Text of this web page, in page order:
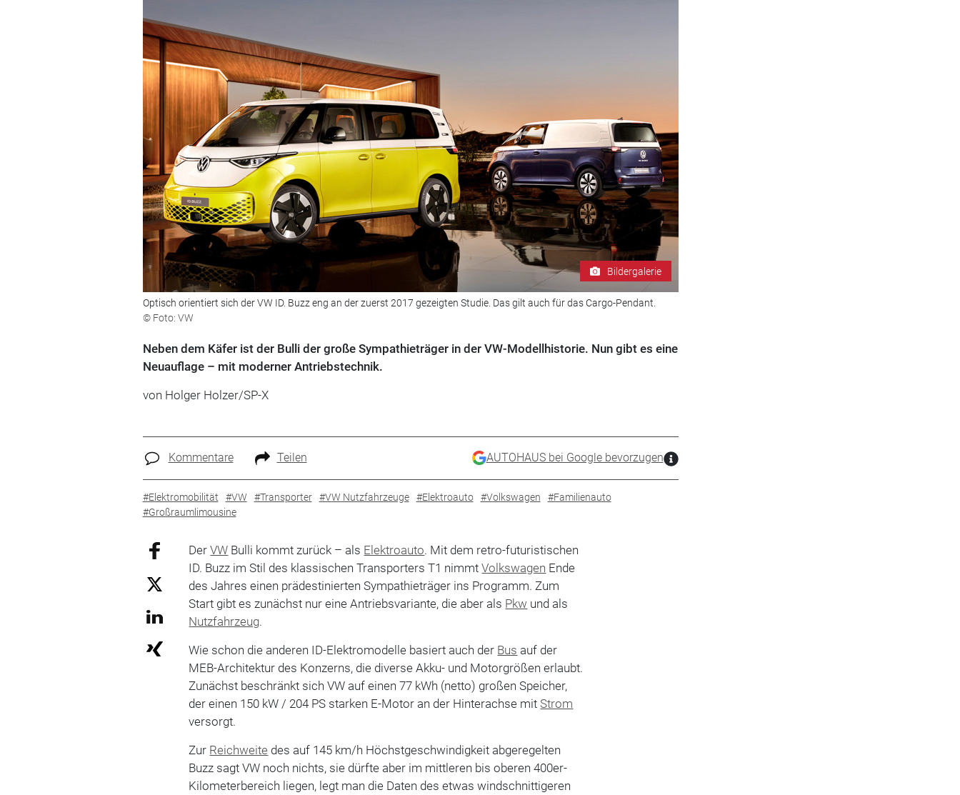
Bildergalerie
Optisch orientiert sich der VW ID. Buzz eng an der zuerst 2017 gezeigten Studie. Das gilt auch für das Cargo-Pendant.
© Foto: VW
Neben dem Käfer ist der Bulli der große Sympathieträger in der VW-Modellhistorie. Nun gibt es eine
Neuauflage – mit moderner Antriebstechnik.
von Holger Holzer/SP-X
Kommentare Teilen AUTOHAUS bei Google bevorzugen
#Elektromobilität #VW #Transporter #VW Nutzfahrzeuge #Elektroauto #Volkswagen
#Familienauto
#Großraumlimousine
DerVW Bulli kommt zurück – als Elektroauto. Mit dem retro-futuristischen
ID. Buzz im Stil des klassischen Transporters T1 nimmtVolkswagen Ende
des Jahres einen prädestinierten Sympathieträger ins Programm. Zum
Start gibt es zunächst nur eine Antriebsvariante, die aber als Pkw und als
Nutzfahrzeug.
Wie schon die anderen ID-Elektromodelle basiert auch der Bus auf der
MEB-Architektur des Konzerns, die diverse Akku- und Motorgrößen erlaubt.
Zunächst beschränkt sich VW auf einen 77 kWh (netto) großen Speicher,
der einen 150 kW / 204 PS starken E-Motor an der Hinterachse mit Strom
versorgt.
Zur Reichweite des auf 145 km/h Höchstgeschwindigkeit abgeregelten
Buzz sagt VW noch nichts, sie dürfte aber im mittleren bis oberen 400er-
Kilometerbereich liegen, legt man die Daten des etwas windschnittigeren